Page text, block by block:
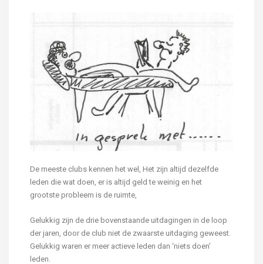
De meeste clubs kennen het wel, Het zijn altijd dezelfde
leden die wat doen, er is altijd geld te weinig en het
grootste probleem is de ruimte,
Gelukkig zijn de drie bovenstaande uitdagingen in de loop
der jaren, door de club niet de zwaarste uitdaging geweest.
Gelukkig waren er meer actieve leden dan ‘niets doen’
leden.